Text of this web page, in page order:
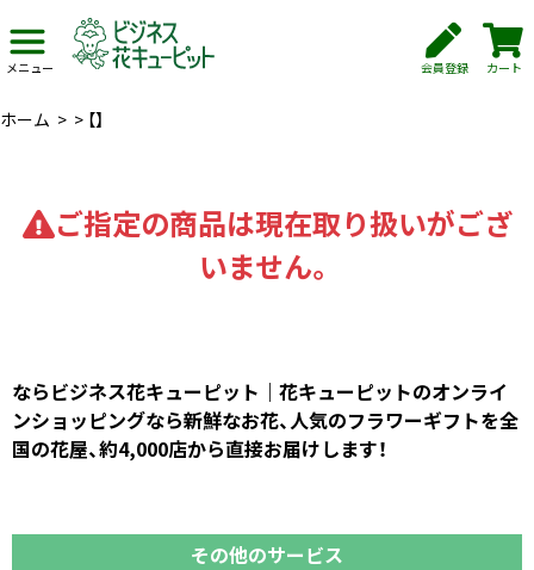
メニュー 会員登録 カート
ホーム > > 【】
ご指定の商品は現在取り扱いがござ
いません。
ならビジネス花キューピット｜花キューピットのオンライ
ンショッピングなら新鮮なお花、人気のフラワーギフトを全
国の花屋、約4,000店から直接お届けします！
その他のサービス